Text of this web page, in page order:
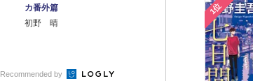
カ番外篇
初野 晴
1位
Recommended by